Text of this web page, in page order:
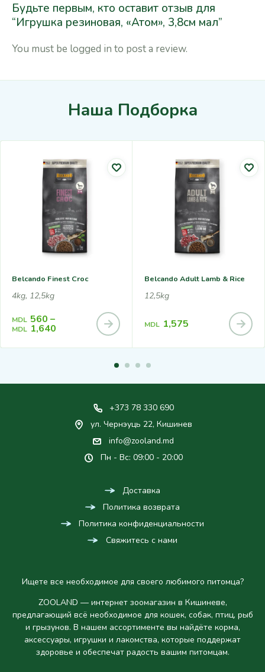
Будьте первым, кто оставит отзыв для
“Игрушка резиновая, «Атом», 3,8см мал”
You must be logged in to post a review.
Наша Подборка
Belcando Finest Croc
4kg, 12,5kg
MDL 560 –
MDL 1,640
Belcando Adult Lamb & Rice
12,5kg
MDL 1,575
+373 78 330 690
ул. Чернэуць 22, Кишинев
info@zooland.md
Пн - Вс: 09:00 - 20:00
Доставка
Политика возврата
Политика конфиденциальности
Свяжитесь с нами
Ищете все необходимое для своего любимого питомца?
ZOOLAND — интернет зоомагазин в Кишиневе,
предлагающий всё необходимое для кошек, собак, птиц, рыб
и грызунов. В нашем ассортименте вы найдёте корма,
аксессуары, игрушки и лакомства, которые поддержат
здоровье и обеспечат радость вашим питомцам.